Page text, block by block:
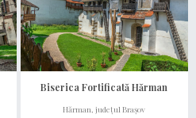
Biserica Fortificată Hărman
Hărman, județul Brașov